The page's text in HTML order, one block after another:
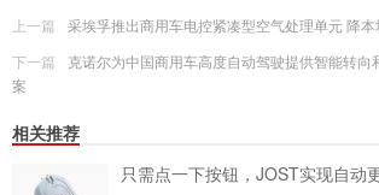
上一篇
采埃孚推出商用车电控紧凑型空气处理单元 降
下一篇
克诺尔为中国商用车高度自动驾驶提供智能转向
案
相关推荐
只需点一下按钮，JOST实现自动